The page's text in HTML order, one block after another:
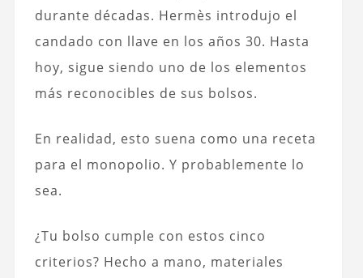
durante décadas. Hermès introdujo el
candado con llave en los años 30. Hasta
hoy, sigue siendo uno de los elementos
más reconocibles de sus bolsos.
En realidad, esto suena como una receta
para el monopolio. Y probablemente lo
sea.
¿Tu bolso cumple con estos cinco
criterios? Hecho a mano, materiales